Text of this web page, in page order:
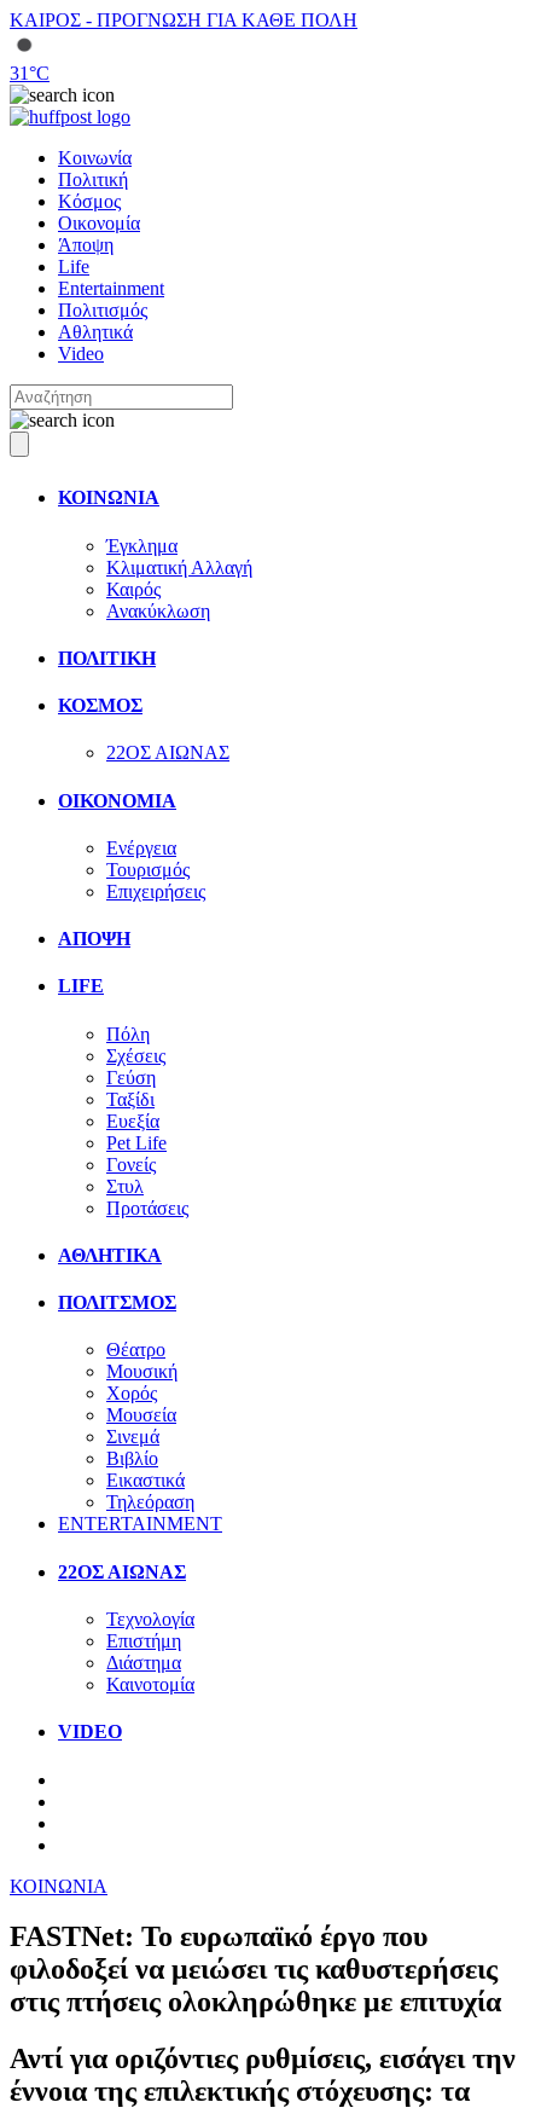
ΚΑΙΡΟΣ - ΠΡΟΓΝΩΣΗ ΓΙΑ ΚΑΘΕ ΠΟΛΗ
31°C
Κοινωνία
Πολιτική
Κόσμος
Οικονομία
Άποψη
Life
Entertainment
Πολιτισμός
Αθλητικά
Video
ΚΟΙΝΩΝΙΑ
Έγκλημα
Κλιματική Αλλαγή
Καιρός
Ανακύκλωση
ΠΟΛΙΤΙΚΗ
ΚΟΣΜΟΣ
22ΟΣ ΑΙΩΝΑΣ
ΟΙΚΟΝΟΜΙΑ
Ενέργεια
Τουρισμός
Επιχειρήσεις
ΑΠΟΨΗ
LIFE
Πόλη
Σχέσεις
Γεύση
Ταξίδι
Ευεξία
Pet Life
Γονείς
Στυλ
Προτάσεις
ΑΘΛΗΤΙΚΑ
ΠΟΛΙΤΣΜΟΣ
Θέατρο
Μουσική
Χορός
Μουσεία
Σινεμά
Βιβλίο
Εικαστικά
Τηλεόραση
ENTERTAINMENT
22ΟΣ ΑΙΩΝΑΣ
Τεχνολογία
Επιστήμη
Διάστημα
Καινοτομία
VIDEO
ΚΟΙΝΩΝΙΑ
FASTNet: Το ευρωπαϊκό έργο που
φιλοδοξεί να μειώσει τις καθυστερήσεις
στις πτήσεις ολοκληρώθηκε με επιτυχία
Αντί για οριζόντιες ρυθμίσεις, εισάγει την
έννοια της επιλεκτικής στόχευσης: τα